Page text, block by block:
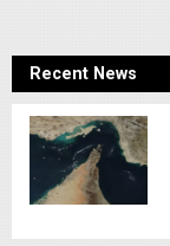
Recent News